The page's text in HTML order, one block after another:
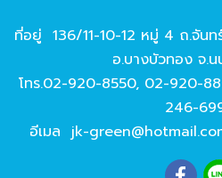
ที่อยู่ 136/11-10-12 หมู่ 4 ถ.จัน
อ.บางบัวทอง จ.น
โทร.02-920-8550, 02-920-
246-
อีเมล jk-